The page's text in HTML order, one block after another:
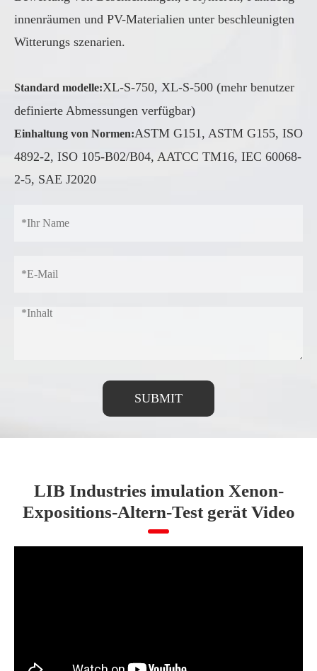
innenräumen und PV-Materialien unter beschleunigten
Witterungs szenarien.
Standard modelle:XL-S-750, XL-S-500 (mehr benutzer
definierte Abmessungen verfügbar)
Einhaltung von Normen:ASTM G151, ASTM G155, ISO
4892-2, ISO 105-B02/B04, AATCC TM16, IEC 60068-
2-5, SAE J2020
SUBMIT
LIB Industries imulation Xenon-
Expositions-Altern-Test gerät Video